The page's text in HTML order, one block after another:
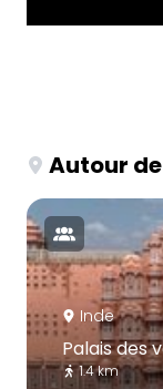
Autour
Inde
Palais des
1.4 km